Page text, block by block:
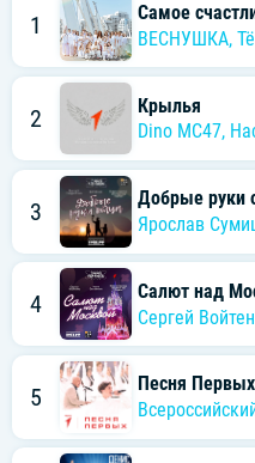
1
Самое
ВЕСНУШКА,
2
Крылья
Dino MC47,
3
Добрые руки
Ярослав
4
Салют над
Сергей
5
Песня